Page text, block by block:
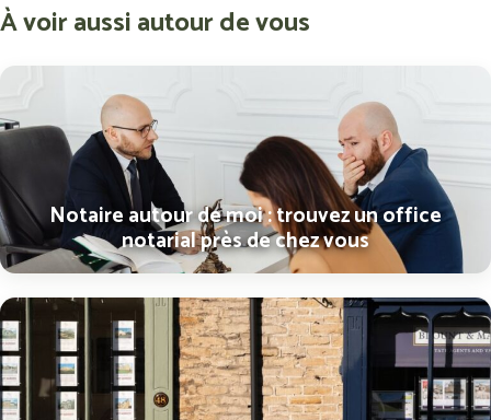
À voir aussi autour de vous
Notaire autour de moi : trouvez un office
notarial près de chez vous